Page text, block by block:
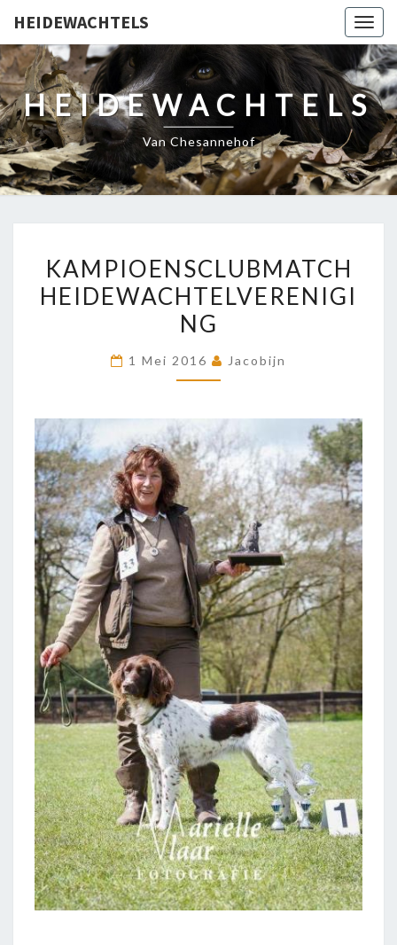
HEIDEWACHTELS
HEIDEWACHTELS
Van Chesannehof
KAMPIOENSCLUBMATCH
HEIDEWACHTELVERENIGI
NG
1 Mei 2016 Jacobijn